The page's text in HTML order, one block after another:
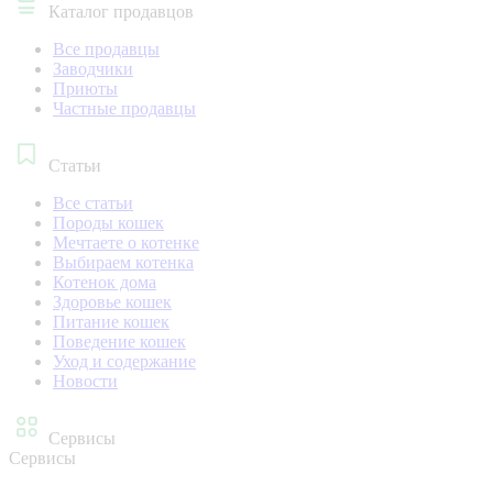
Каталог продавцов
Все продавцы
Заводчики
Приюты
Частные продавцы
Статьи
Все статьи
Породы кошек
Мечтаете о котенке
Выбираем котенка
Котенок дома
Здоровье кошек
Питание кошек
Поведение кошек
Уход и содержание
Новости
Сервисы
Сервисы